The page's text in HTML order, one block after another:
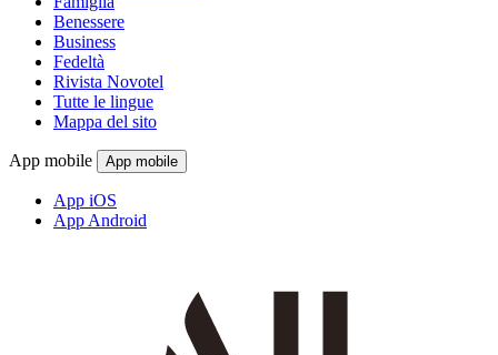
Benessere
Business
Fedeltà
Rivista Novotel
Tutte le lingue
Mappa del sito
App mobile App mobile
App iOS
App Android